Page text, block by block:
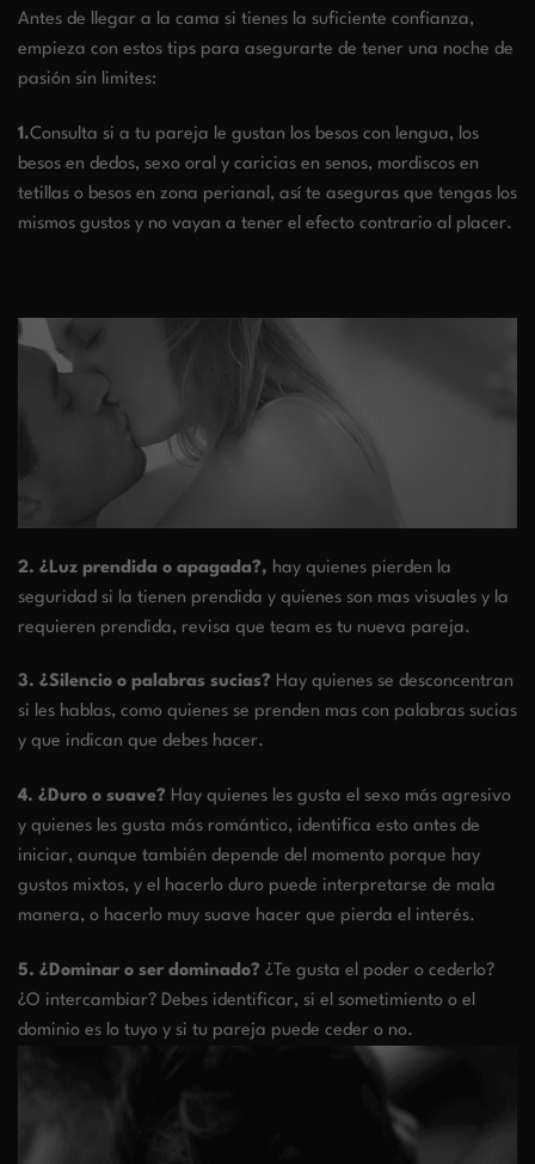
Antes de llegar a la cama si tienes la suficiente confianza,
empieza con estos tips para asegurarte de tener una noche de
pasión sin limites:
1.Consulta si a tu pareja le gustan los besos con lengua, los
besos en dedos, sexo oral y caricias en senos, mordiscos en
tetillas o besos en zona perianal, así te aseguras que tengas los
mismos gustos y no vayan a tener el efecto contrario al placer.
2. ¿Luz prendida o apagada?, hay quienes pierden la
seguridad si la tienen prendida y quienes son mas visuales y la
requieren prendida, revisa que team es tu nueva pareja.
3. ¿Silencio o palabras sucias? Hay quienes se desconcentran
si les hablas, como quienes se prenden mas con palabras sucias
y que indican que debes hacer.
4. ¿Duro o suave? Hay quienes les gusta el sexo más agresivo
y quienes les gusta más romántico, identifica esto antes de
iniciar, aunque también depende del momento porque hay
gustos mixtos, y el hacerlo duro puede interpretarse de mala
manera, o hacerlo muy suave hacer que pierda el interés.
5. ¿Dominar o ser dominado? ¿Te gusta el poder o cederlo?
¿O intercambiar? Debes identificar, si el sometimiento o el
dominio es lo tuyo y si tu pareja puede ceder o no.